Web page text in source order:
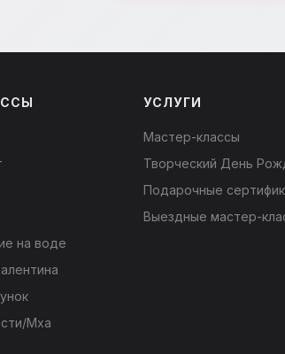
на воде
Мха
УСЛУГИ
Мастер-классы
Творческий День
Подарочные
Выездные мастер-